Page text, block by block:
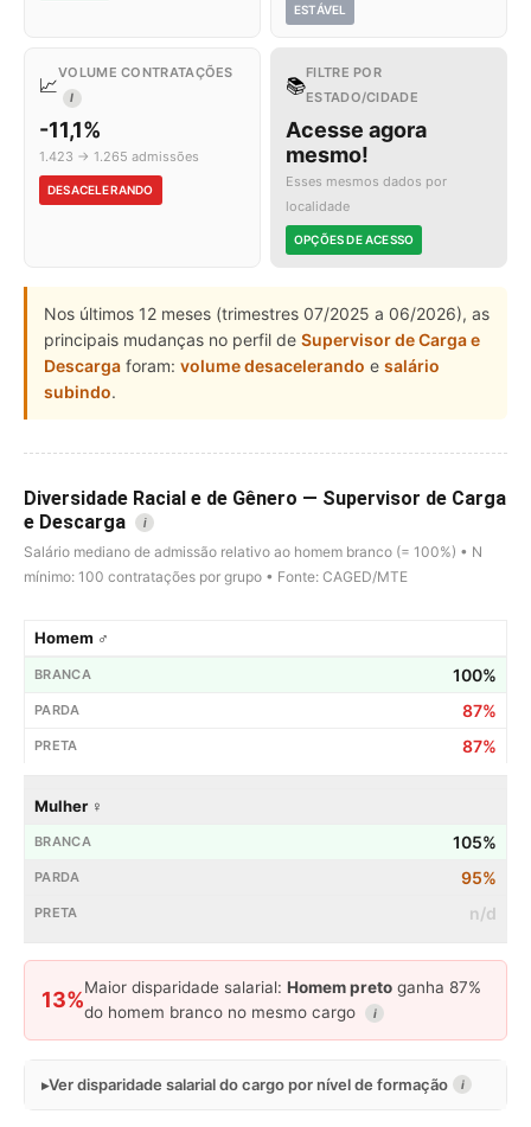
ESTÁVEL
📈
VOLUME CONTRATAÇÕES
I
-11,1%
1.423 → 1.265 admissões
DESACELERANDO
📚
FILTRE POR
ESTADO/CIDADE
Acesse agora
mesmo!
Esses mesmos dados por
localidade
OPÇÕES DE ACESSO
Nos últimos 12 meses (trimestres 07/2025 a 06/2026), as
principais mudanças no perfil de Supervisor de Carga e
Descarga foram: volume desacelerando e salário
subindo.
Diversidade Racial e de Gênero — Supervisor de Carga
e Descarga
i
Salário mediano de admissão relativo ao homem branco (= 100%) • N
mínimo: 100 contratações por grupo • Fonte: CAGED/MTE
Homem ♂
100%
87%
87%
Mulher ♀
105%
95%
n/d
13%
Maior disparidade salarial: Homem preto ganha 87%
do homem branco no mesmo cargo
i
Ver disparidade salarial do cargo por nível de formação i